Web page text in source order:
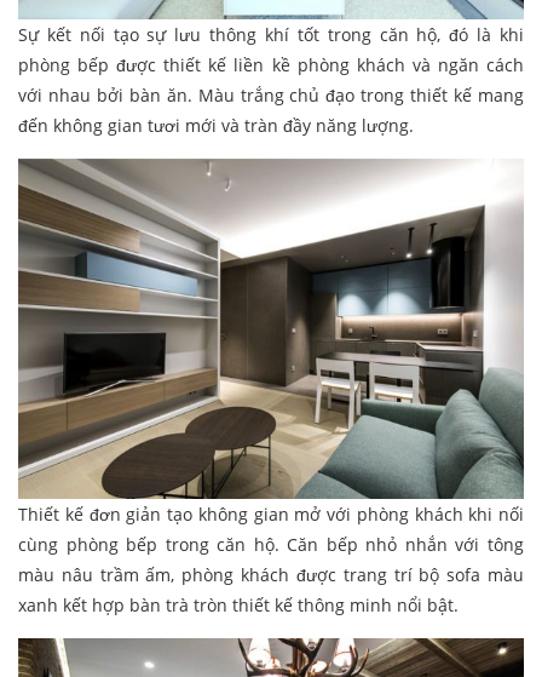
Sự kết nối tạo sự lưu thông khí tốt trong căn hộ, đó là khi
phòng bếp được thiết kế liền kề phòng khách và ngăn cách
với nhau bởi bàn ăn. Màu trắng chủ đạo trong thiết kế mang
đến không gian tươi mới và tràn đầy năng lượng.
Thiết kế đơn giản tạo không gian mở với phòng khách khi nối
cùng phòng bếp trong căn hộ. Căn bếp nhỏ nhắn với tông
màu nâu trầm ấm, phòng khách được trang trí bộ sofa màu
xanh kết hợp bàn trà tròn thiết kế thông minh nổi bật.